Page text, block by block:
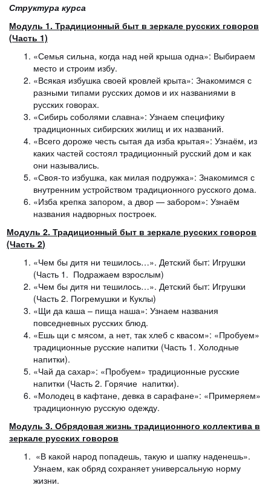
Структура курса
Модуль 1. Традиционный быт в зеркале русских говоров
(Часть 1)
«Семья сильна, когда над ней крыша одна»: Выбираем
место и строим избу.
«Всякая избушка своей кровлей крыта»: Знакомимся с
разными типами русских домов и их названиями в
русских говорах.
«Сибирь соболями славна»: Узнаем специфику
традиционных сибирских жилищ и их названий.
«Всего дороже честь сытая да изба крытая»: Узнаём, из
каких частей состоял традиционный русский дом и как
они назывались.
«Своя-то избушка, как милая подружка»: Знакомимся с
внутренним устройством традиционного русского дома.
«Изба крепка запором, а двор — забором»: Узнаём
названия надворных построек.
Модуль 2. Традиционный быт в зеркале русских говоров
(Часть 2)
«Чем бы дитя ни тешилось…». Детский быт: Игрушки
(Часть 1. Подражаем взрослым)
«Чем бы дитя ни тешилось…». Детский быт: Игрушки
(Часть 2. Погремушки и Куклы)
«Щи да каша – пища наша»: Узнаем названия
повседневных русских блюд.
«Ешь щи с мясом, а нет, так хлеб с квасом»: «Пробуем»
традиционные русские напитки (Часть 1. Холодные
напитки).
«Чай да сахар»: «Пробуем» традиционные русские
напитки (Часть 2. Горячие напитки).
«Молодец в кафтане, девка в сарафане»: «Примеряем»
традиционную русскую одежду.
Модуль 3. Обрядовая жизнь традиционного коллектива в
зеркале русских говоров
«В какой народ попадешь, такую и шапку наденешь».
Узнаем, как обряд сохраняет универсальную норму
жизни.